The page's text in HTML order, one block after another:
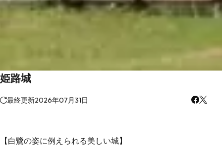
姫路城
最終更新2026年07月31日
【白鷺の姿に例えられる美しい城】